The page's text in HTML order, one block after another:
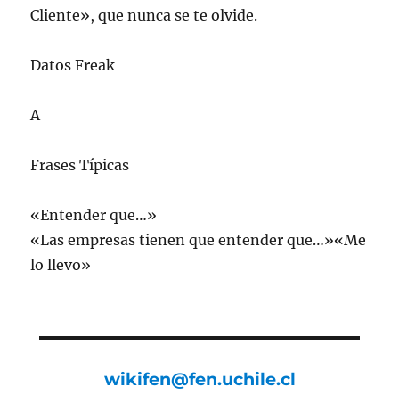
Cliente», que nunca se te olvide.
Datos Freak
A
Frases Típicas
«Entender que…»
«Las empresas tienen que entender que…»«Me
lo llevo»
wikifen@fen.uchile.cl